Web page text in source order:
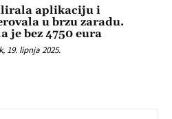
aplikaciju i
u brzu zaradu.
je bez 4750 eura
19. lipnja 2025.